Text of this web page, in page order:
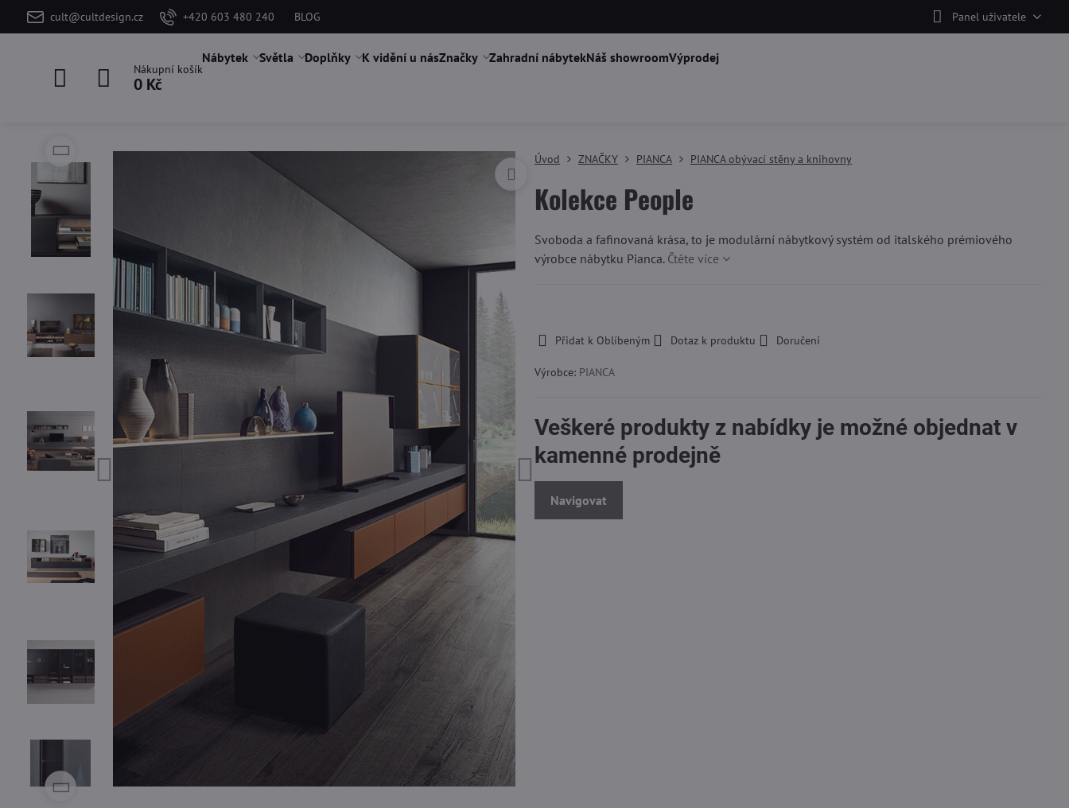
cult@cultdesign.cz +420 603 480 240 BLOG Panel uživatele
Nákupní košík
0 Kč
Nábytek Světla Doplňky K vidění u násZnačky Zahradní nábytekNáš showroomVýprodej
Úvod ZNAČKY PIANCA PIANCA obývací stěny a knihovny
Kolekce People
Svoboda a fafinovaná krása, to je modulární nábytkový systém od italského prémiového
výrobce nábytku Pianca. Čtěte více
Přidat k Oblíbeným Dotaz k produktu Doručení
Výrobce: PIANCA
Veškeré produkty z nabídky je možné objednat v
kamenné prodejně
Navigovat